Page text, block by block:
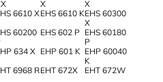
X
X
6610 XEHS 6610 KEHS 60300
X
60200 EHS 602 P EHS 60180
P
634 X EHP 601 K EHP 60040
K
6968 REHT 672X
EHT 672W